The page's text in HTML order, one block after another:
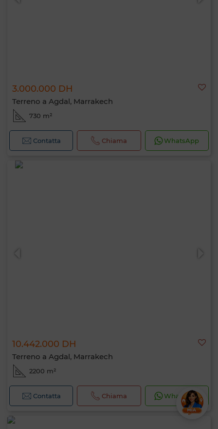
3.000.000 DH
Terreno a Agdal, Marrakech
730 m²
Contatta Chiama WhatsApp
10.442.000 DH
Terreno a Agdal, Marrakech
2200 m²
Contatta Chiama WhatsApp